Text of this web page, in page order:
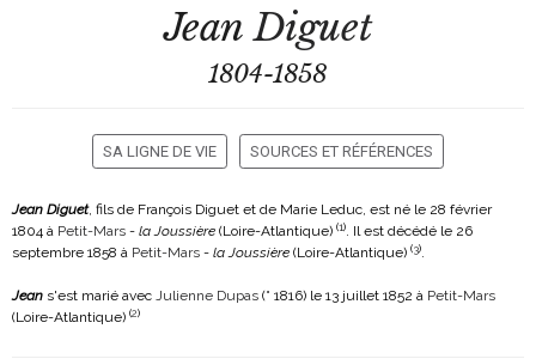
JeanDiguet
1804-1858
SA LIGNE DE VIE SOURCES ET RÉFÉRENCES
Jean Diguet, fils de François Diguet et de Marie Leduc, est né le 28 février
1804 à Petit-Mars - la Joussière (Loire-Atlantique) (1). Il est décédé le 26
septembre 1858 à Petit-Mars - la Joussière (Loire-Atlantique) (3).
Jean s'est marié avec Julienne Dupas (° 1816) le 13 juillet 1852 à Petit-Mars
(Loire-Atlantique) (2)